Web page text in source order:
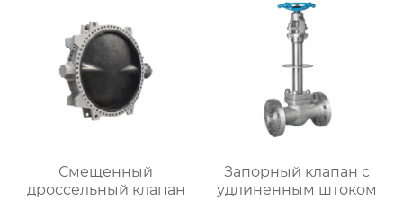
Смещенный
дроссельный клапан
Запорный клапан с
удлиненным штоком